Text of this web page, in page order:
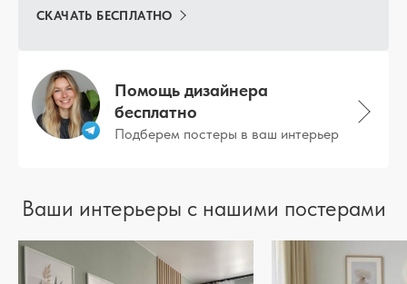
СКАЧАТЬ БЕСПЛАТНО
Помощь дизайнера
бесплатно
Подберем постеры в ваш интерьер
Ваши интерьеры с нашими постерами